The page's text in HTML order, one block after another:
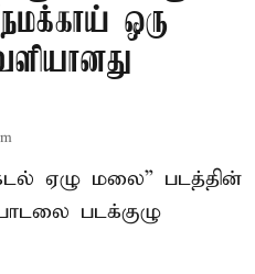
ஒரு
ஏழு மலை” படத்தின்
படக்குழு